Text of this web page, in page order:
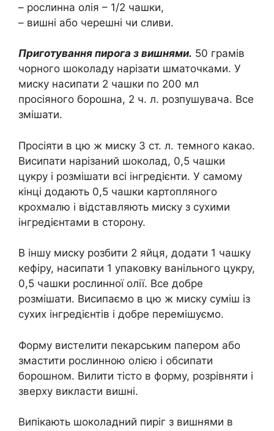
– рослинна олія – 1/2 чашки,
– вишні або черешні чи сливи.
Приготування пирога з вишнями. 50 грамів
чорного шоколаду нарізати шматочками. У
миску насипати 2 чашки по 200 мл
просіяного борошна, 2 ч. л. розпушувача. Все
змішати.
Просіяти в цю ж миску 3 ст. л. темного какао.
Висипати нарізаний шоколад, 0,5 чашки
цукру і розмішати всі інгредієнти. У самому
кінці додають 0,5 чашки картопляного
крохмалю і відставляють миску з сухими
інгредієнтами в сторону.
В іншу миску розбити 2 яйця, додати 1 чашку
кефіру, насипати 1 упаковку ванільного цукру,
0,5 чашки рослинної олії. Все добре
розмішати. Висипаємо в цю ж миску суміш із
сухих інгредієнтів і добре перемішуємо.
Форму вистелити пекарським папером або
змастити рослинною олією і обсипати
борошном. Вилити тісто в форму, розрівняти і
зверху викласти вишні.
Випікають шоколадний пиріг з вишнями в